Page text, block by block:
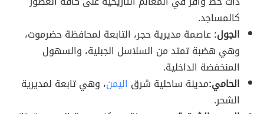
كالمساجد.
الجول:عاصمة مديرية حجر، التابعة لمحافظة حضرموت،
وهي هضبة تمتد من السلاسل الجبلية، والسهول
المنخفضة الداخلية.
الحامي:مدينة ساحلية شرق اليمن، وهي تابعة لمديرية
الشحر.